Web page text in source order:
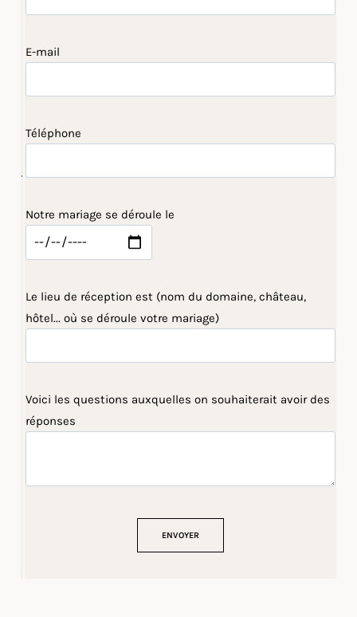
E-mail
Téléphone
Notre mariage se déroule le
Le lieu de réception est (nom du domaine, château,
hôtel... où se déroule votre mariage)
Voici les questions auxquelles on souhaiterait avoir des
réponses